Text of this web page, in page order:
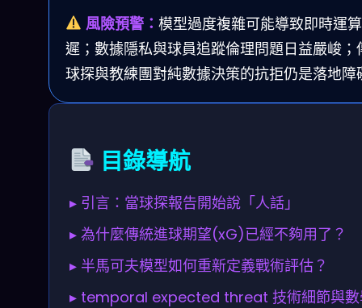
風險預警： 模型過度複雜可能導致即時運
遲；數據隱私與球員追蹤倫理問題日益嚴峻；
球探與教練團對純數據決策的抗拒仍是落地障
目錄導航
▸ 引言：當球探報告開始說「人話」
▸ 為什麼傳統進球期望(xG)已經不夠用了？
▸ 半馬可夫模型如何重新定義戰術評估？
▸ temporal expected threat 技術細節與數